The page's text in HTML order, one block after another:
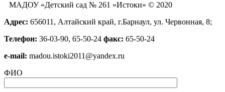
МАДОУ «Детский сад № 261 «Истоки» © 2020
Адрес: 656011, Алтайский край, г.Барнаул, ул. Червонная, 8;
Телефон: 36-03-90, 65-50-24 факс: 65-50-24
е-mail: madou.istoki2011@yandex.ru
ФИО